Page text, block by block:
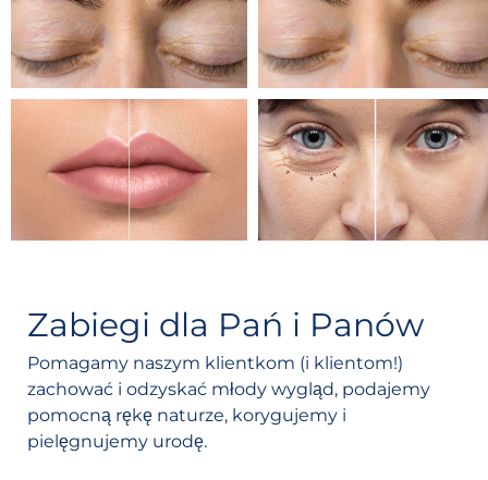
Zabiegi dla Pań i Panów
Pomagamy naszym klientkom (i klientom!)
zachować i odzyskać młody wygląd, podajemy
pomocną rękę naturze, korygujemy i
pielęgnujemy urodę.